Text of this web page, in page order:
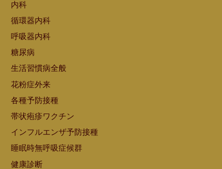
内科
循環器内科
呼吸器内科
糖尿病
生活習慣病全般
花粉症外来
各種予防接種
帯状疱疹ワクチン
インフルエンザ予防接種
睡眠時無呼吸症候群
健康診断